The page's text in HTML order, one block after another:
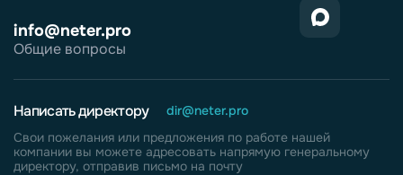
info@neter.pro
Общие вопросы
Написать директору
dir@neter.pro
Свои пожелания или предложения по работе нашей
компании вы можете адресовать напрямую генеральному
директору, отправив письмо на почту